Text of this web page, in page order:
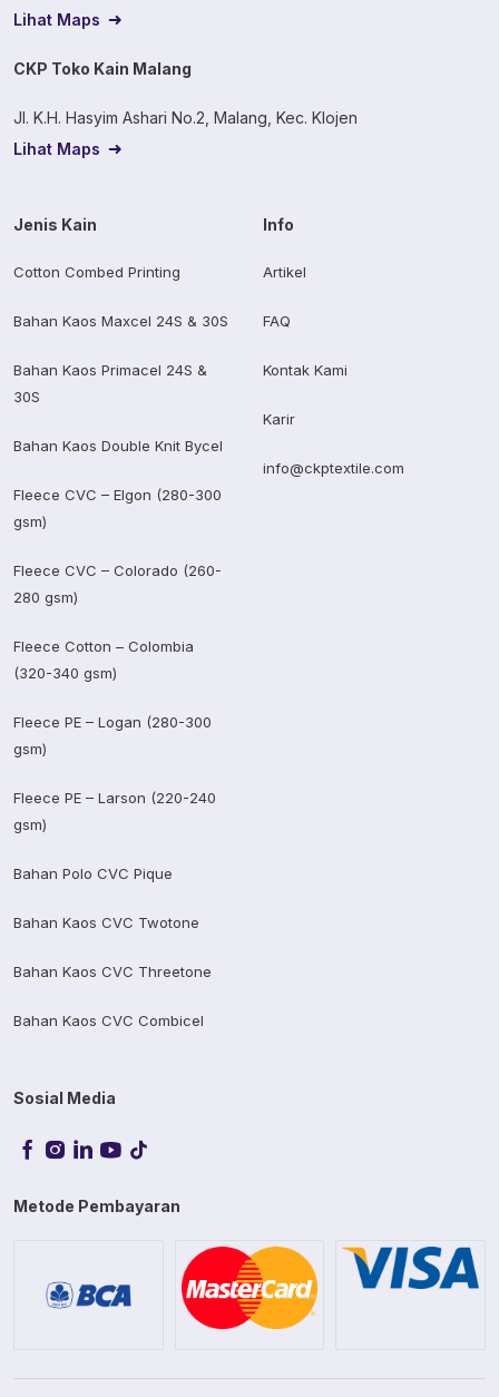
Lihat Maps
CKP Toko Kain Malang
Jl. K.H. Hasyim Ashari No.2, Malang, Kec. Klojen
Lihat Maps
Jenis Kain
Cotton Combed Printing
Bahan Kaos Maxcel 24S & 30S
Bahan Kaos Primacel 24S &
30S
Bahan Kaos Double Knit Bycel
Fleece CVC – Elgon (280-300
gsm)
Fleece CVC – Colorado (260-
280 gsm)
Fleece Cotton – Colombia
(320-340 gsm)
Fleece PE – Logan (280-300
gsm)
Fleece PE – Larson (220-240
gsm)
Bahan Polo CVC Pique
Bahan Kaos CVC Twotone
Bahan Kaos CVC Threetone
Bahan Kaos CVC Combicel
Info
Artikel
FAQ
Kontak Kami
Karir
info@ckptextile.com
Sosial Media
Metode Pembayaran